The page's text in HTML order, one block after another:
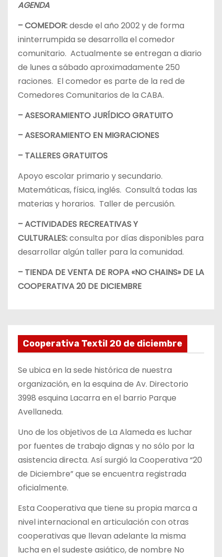
AGENDA
– COMEDOR:desde el año 2002 y de forma
ininterrumpida se desarrolla el comedor
comunitario. Actualmente se entregan a diario
de lunes a sábado aproximadamente 250
raciones. El comedor es parte de la red de
Comedores Comunitarios de la CABA.
– ASESORAMIENTO JURÍDICO GRATUITO
– ASESORAMIENTO EN MIGRACIONES
– TALLERES GRATUITOS
Apoyo escolar primario y secundario.
Matemáticas, física, inglés. Consultá todas las
materias y horarios. Taller de percusión.
– ACTIVIDADES RECREATIVAS Y
CULTURALES:consulta por días disponibles para
desarrollar algún taller para la comunidad.
– TIENDA DE VENTA DE ROPA «NO CHAINS» DE LA
COOPERATIVA 20 DE DICIEMBRE
Cooperativa Textil 20 de diciembre
Se ubica en la sede histórica de nuestra
organización, en la esquina de Av. Directorio
3998 esquina Lacarra en el barrio Parque
Avellaneda.
Uno de los objetivos de La Alameda es luchar
por fuentes de trabajo dignas y no sólo por la
asistencia directa. Así surgió la Cooperativa “20
de Diciembre” que se encuentra registrada
oficialmente.
Esta Cooperativa que tiene su propia marca a
nivel internacional en articulación con otras
cooperativas que llevan adelante la misma
lucha en el sudeste asiático, de nombre No